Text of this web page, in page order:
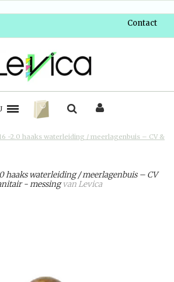
Contact
-2.0 haaks waterleiding / meerlagenbuis – CV &
haaks waterleiding / meerlagenbuis – CV
- messingvanLevica